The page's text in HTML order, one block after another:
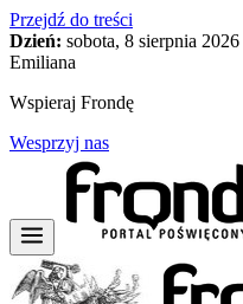
Przejdź do treści
Dzień: sobota, 8 sierpnia 2026
Emiliana
Wspieraj Frondę
Wesprzyj nas